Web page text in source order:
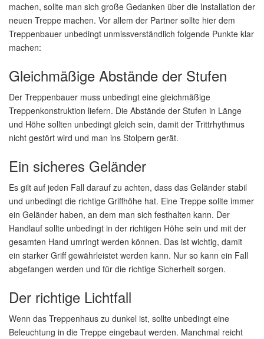
machen, sollte man sich große Gedanken über die Installation der
neuen Treppe machen. Vor allem der Partner sollte hier dem
Treppenbauer unbedingt unmissverständlich folgende Punkte klar
machen:
Gleichmäßige Abstände der Stufen
Der Treppenbauer muss unbedingt eine gleichmäßige
Treppenkonstruktion liefern. Die Abstände der Stufen in Länge
und Höhe sollten unbedingt gleich sein, damit der Trittrhythmus
nicht gestört wird und man ins Stolpern gerät.
Ein sicheres Geländer
Es gilt auf jeden Fall darauf zu achten, dass das Geländer stabil
und unbedingt die richtige Griffhöhe hat. Eine Treppe sollte immer
ein Geländer haben, an dem man sich festhalten kann. Der
Handlauf sollte unbedingt in der richtigen Höhe sein und mit der
gesamten Hand umringt werden können. Das ist wichtig, damit
ein starker Griff gewährleistet werden kann. Nur so kann ein Fall
abgefangen werden und für die richtige Sicherheit sorgen.
Der richtige Lichtfall
Wenn das Treppenhaus zu dunkel ist, sollte unbedingt eine
Beleuchtung in die Treppe eingebaut werden. Manchmal reicht